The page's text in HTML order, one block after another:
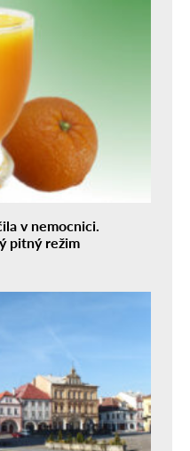
v nemocnici.
pitný režim